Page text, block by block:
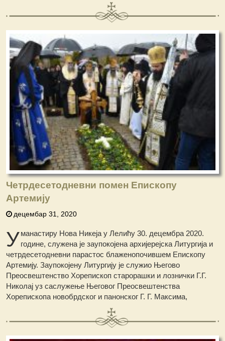
Четрдесетодневни помен Епископу
Артемију
децембар 31, 2020
Уманастиру Нова Никеја у Лелићу 30. децембра 2020.
године, служена је заупокојена архијерејска Литургија и
четрдесетодневни парастос блаженопочившем Епископу
Артемију. Заупокојену Литургију је служио Његово
Преосвештенство Хорепископ старорашки и лознички Г.Г.
Николај уз саслужење Његовог Преосвештенства
Хорепископа новобрдског и панонског Г. Г. Максима,